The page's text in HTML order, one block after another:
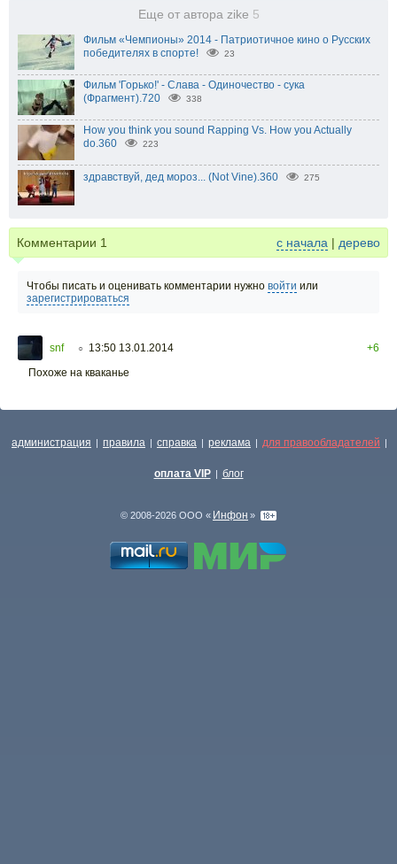
Еще от автора zike 5
Фильм «Чемпионы» 2014 - Патриотичное кино о Русских
победителях в спорте!
23
Фильм 'Горько!' - Слава - Одиночество - сука
(Фрагмент).720
338
How you think you sound Rapping Vs. How you Actually
do.360
223
здравствуй, дед мороз... (Not Vine).360 275
Комментарии 1 с начала | дерево
Чтобы писать и оценивать комментарии нужно войти или
зарегистрироваться
snf ○ 13:50 13.01.2014
+6
Похоже на кваканье
администрация | правила | справка | реклама | для правообладателей |
оплата VIP | блог
© 2008-2026 ООО « Инфон »